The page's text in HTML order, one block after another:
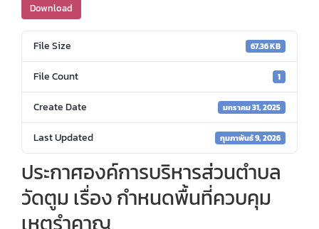
Download
File Size 67.36 KB
File Count 1
Create Date มกราคม 31, 2025
Last Updated กุมภาพันธ์ 9, 2026
ประกาศองค์การบริหารส่วนตำบล
วัดตูม เรื่อง กำหนดพื้นที่ควบคุม